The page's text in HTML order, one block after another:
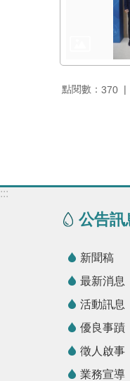
點閱數： 370
:::
公告訊
新聞稿
最新消息
活動訊息
優良事蹟
徵人啟事
業務宣導